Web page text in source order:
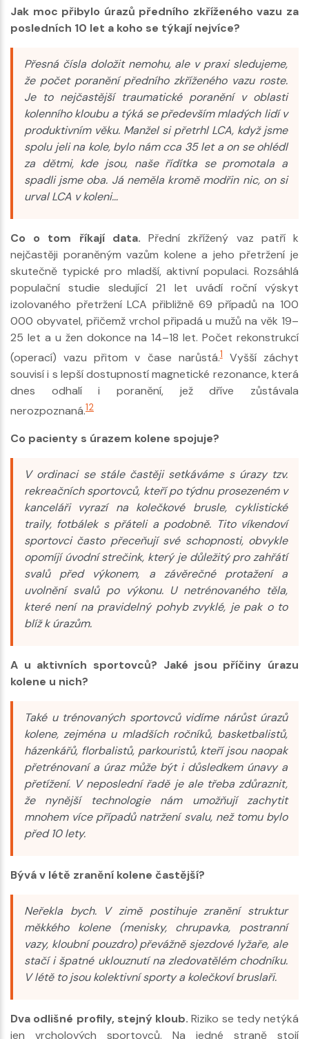
Jak moc přibylo úrazů předního zkříženého vazu za
posledních 10 let a koho se týkají nejvíce?
Přesná čísla doložit nemohu, ale v praxi sledujeme,
že počet poranění předního zkříženého vazu roste.
Je to nejčastější traumatické poranění v oblasti
kolenního kloubu a týká se především mladých lidí v
produktivním věku. Manžel si přetrhl LCA, když jsme
spolu jeli na kole, bylo nám cca 35 let a on se ohlédl
za dětmi, kde jsou, naše řídítka se promotala a
spadli jsme oba. Já neměla kromě modřin nic, on si
urval LCA v koleni…
Co o tom říkají data. Přední zkřížený vaz patří k
nejčastěji poraněným vazům kolene a jeho přetržení je
skutečně typické pro mladší, aktivní populaci. Rozsáhlá
populační studie sledující 21 let uvádí roční výskyt
izolovaného přetržení LCA přibližně 69 případů na 100
000 obyvatel, přičemž vrchol připadá u mužů na věk 19–
25 let a u žen dokonce na 14–18 let. Počet rekonstrukcí
(operací) vazu přitom v čase narůstá.1Vyšší záchyt
souvisí i s lepší dostupností magnetické rezonance, která
dnes odhalí i poranění, jež dříve zůstávala
nerozpoznaná.12
Co pacienty s úrazem kolene spojuje?
V ordinaci se stále častěji setkáváme s úrazy tzv.
rekreačních sportovců, kteří po týdnu prosezeném v
kanceláři vyrazí na kolečkové brusle, cyklistické
traily, fotbálek s přáteli a podobně. Tito víkendoví
sportovci často přeceňují své schopnosti, obvykle
opomíjí úvodní strečink, který je důležitý pro zahřátí
svalů před výkonem, a závěrečné protažení a
uvolnění svalů po výkonu. U netrénovaného těla,
které není na pravidelný pohyb zvyklé, je pak o to
blíž k úrazům.
A u aktivních sportovců? Jaké jsou příčiny úrazu
kolene u nich?
Také u trénovaných sportovců vidíme nárůst úrazů
kolene, zejména u mladších ročníků, basketbalistů,
házenkářů, florbalistů, parkouristů, kteří jsou naopak
přetrénovaní a úraz může být i důsledkem únavy a
přetížení. V neposlední řadě je ale třeba zdůraznit,
že nynější technologie nám umožňují zachytit
mnohem více případů natržení svalu, než tomu bylo
před 10 lety.
Bývá v létě zranění kolene častější?
Neřekla bych. V zimě postihuje zranění struktur
měkkého kolene (menisky, chrupavka, postranní
vazy, kloubní pouzdro) převážně sjezdové lyžaře, ale
stačí i špatné uklouznutí na zledovatělém chodníku.
V létě to jsou kolektivní sporty a kolečkoví bruslaři.
Dva odlišné profily, stejný kloub. Riziko se tedy netýká
jen vrcholových sportovců. Na jedné straně stojí